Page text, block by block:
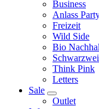
Business
Anlass
Freizeit
Wild Side
Bio
Think Pink
Letters
Sale
Outlet